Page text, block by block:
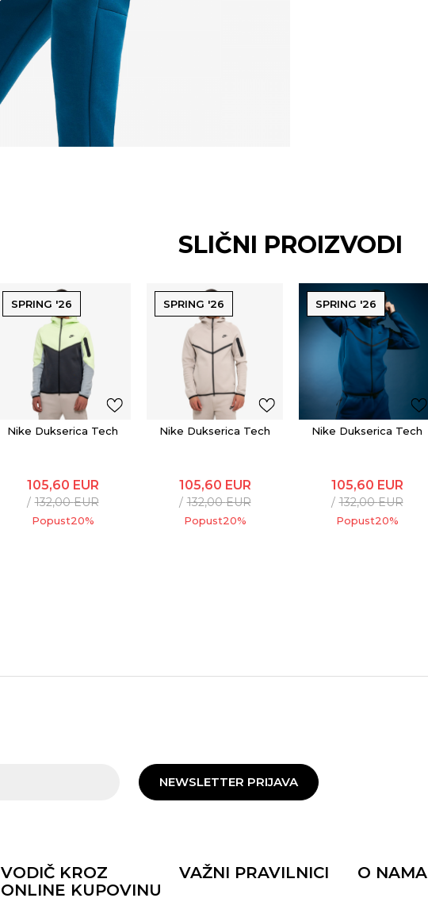
SLIČNI PROIZVODI
SPRING '26
Nike Dukserica Tech
105,60 EUR
132,00EUR
Popust20%
SPRING '26
Nike Dukserica Tech
105,60 EUR
132,00EUR
Popust20%
SPRING '26
Nike Dukserica Tech
105,60 EUR
132,00EUR
Popust20%
NEWSLETTER PRIJAVA
VODIČ KROZ
ONLINE KUPOVINU
VAŽNI PRAVILNICI O NAMA